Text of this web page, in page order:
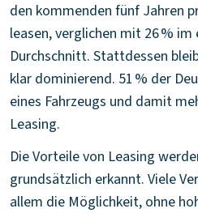
den kommenden fünf Jahren
leasen, verglichen mit 26 % im
Durchschnitt. Stattdessen
klar dominierend. 51 % der
eines Fahrzeugs und damit
Leasing.
Die Vorteile von Leasing
grundsätzlich erkannt. Viele
allem die Möglichkeit, ohne